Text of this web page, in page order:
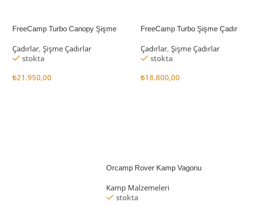
FreeCamp Turbo Canopy Şişme
Çadırlar, Şişme Çadırlar
stokta
₺21.950,00
FreeCamp Turbo Şişme Çadır
Çadırlar, Şişme Çadırlar
stokta
₺18.800,00
Orcamp Rover Kamp Vagonu
Kamp Malzemeleri
stokta